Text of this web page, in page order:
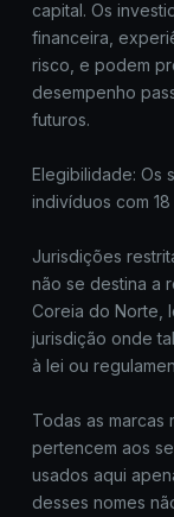
capital. Os
financeira,
risco, e podem
desempenho
futuros.
Elegibilidade: Os
indivíduos com
Jurisdições
não se destina a
Coreia do Norte,
jurisdição onde
à lei ou
Todas as marcas
pertencem aos
usados aqui
desses nomes